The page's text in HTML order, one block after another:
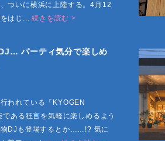
ついに横浜に上陸する。4月12
をはじ...続きを読む >
パーティ気分で楽しめ
われている『KYOGEN
ある狂言を気軽に楽しめるよう
物DJも登場するとか……!? 気に